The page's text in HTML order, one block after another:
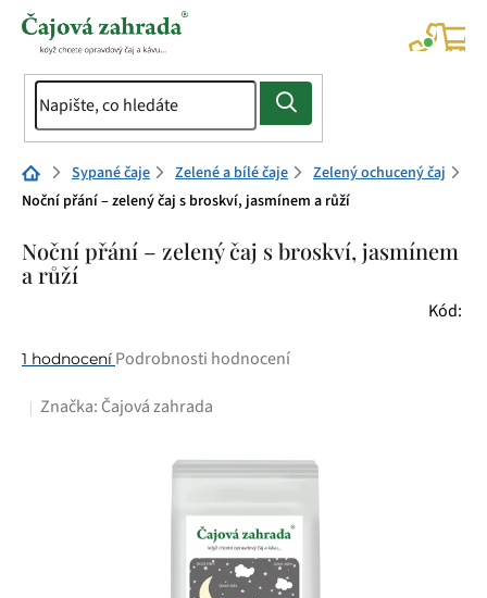
Přejít
Domů Sypané čaje Zelené a bílé čaje
Zelený ochucený čaj
Noční přání – zelený čaj s broskví, jasmínem a růží
Noční přání – zelený čaj s broskví, jasmínem
a růží
Kód:
Průměrné
produktu
1 hodnocení Podrobnosti hodnocení
Značka: Čajová zahrada